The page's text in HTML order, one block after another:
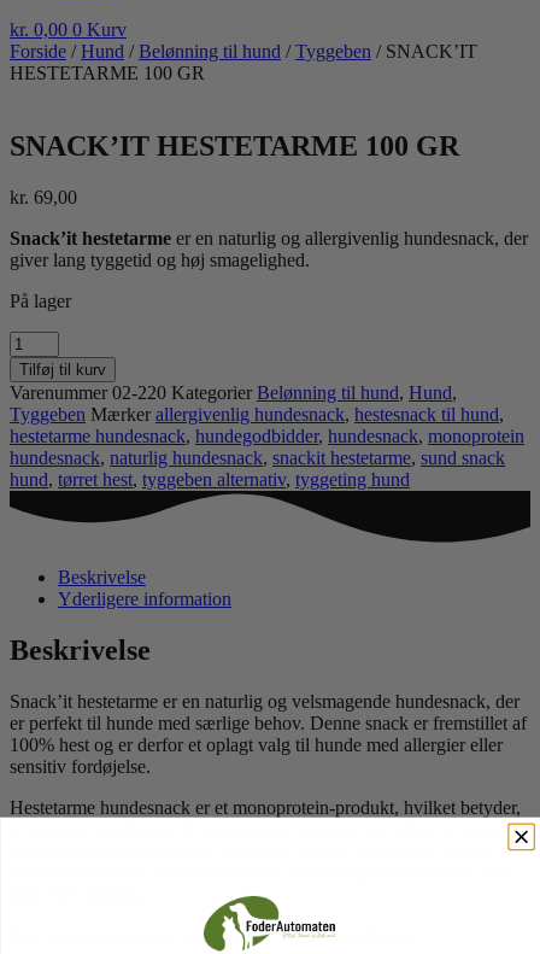
kr. 0,00 0 Kurv
Forside /Hund /Belønning til hund /Tyggeben / SNACK’IT
HESTETARME 100 GR
SNACK’IT HESTETARME 100 GR
kr. 69,00
Snack’it hestetarme er en naturlig og allergivenlig hundesnack, der
giver lang tyggetid og høj smagelighed.
På lager
SNACK'IT
HESTETARME
100
GR
antal
Tilføj til kurv
Varenummer 02-220 Kategorier Belønning til hund, Hund,
Tyggeben Mærker allergivenlig hundesnack, hestesnack til hund,
hestetarme hundesnack, hundegodbidder, hundesnack, monoprotein
hundesnack, naturlig hundesnack, snackit hestetarme, sund snack
hund, tørret hest, tyggeben alternativ, tyggeting hund
Beskrivelse
Yderligere information
Beskrivelse
Snack’it hestetarme er en naturlig og velsmagende hundesnack, der
er perfekt til hunde med særlige behov. Denne snack er fremstillet af
100% hest og er derfor et oplagt valg til hunde med allergier eller
sensitiv fordøjelse.
Hestetarme hundesnack er et monoprotein-produkt, hvilket betyder,
at den kun indeholder én proteinkilde. Det gør det lettere at undgå
Den naturlige struktur giver en god og tilfredsstillende